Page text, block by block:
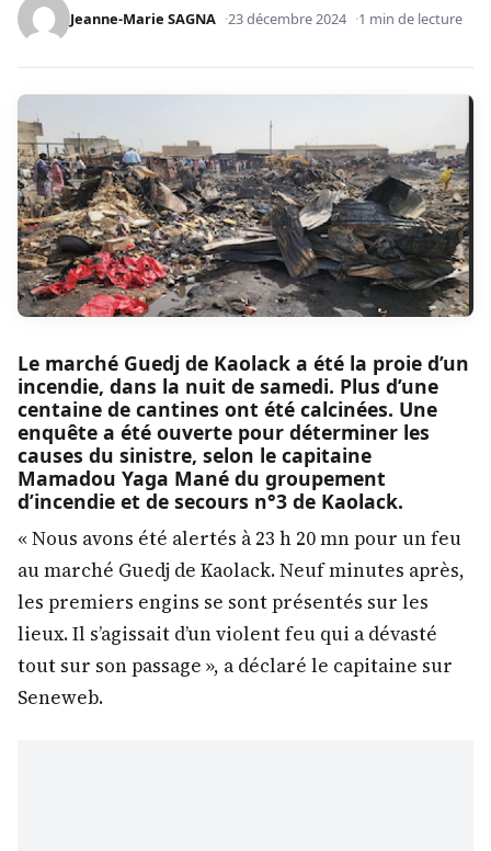
Jeanne-Marie SAGNA 23 décembre 2024 1 min de lecture
Le marché Guedj de Kaolack a été la proie d’un
incendie, dans la nuit de samedi. Plus d’une
centaine de cantines ont été calcinées. Une
enquête a été ouverte pour déterminer les
causes du sinistre, selon le capitaine
Mamadou Yaga Mané du groupement
d’incendie et de secours n°3 de Kaolack.
« Nous avons été alertés à 23 h 20 mn pour un feu
au marché Guedj de Kaolack. Neuf minutes après,
les premiers engins se sont présentés sur les
lieux. Il s’agissait d’un violent feu qui a dévasté
tout sur son passage », a déclaré le capitaine sur
Seneweb.